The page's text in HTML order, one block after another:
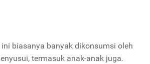
biasanya banyak dikonsumsi oleh
termasuk anak-anak juga.